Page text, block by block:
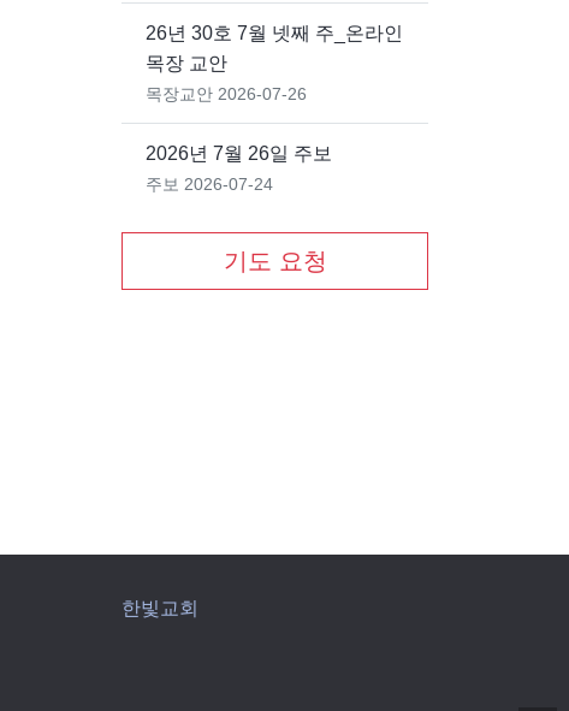
26년 30호 7월 넷째 주_온라인
목장 교안
목장교안 2026-07-26
2026년 7월 26일 주보
주보 2026-07-24
기도 요청
한빛교회